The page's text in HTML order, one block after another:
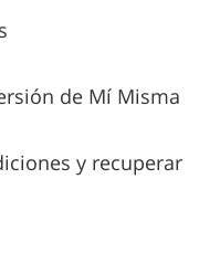
de Mí Misma
y recuperar